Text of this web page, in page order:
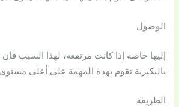
الوصول
إليها خاصة إذا كانت مرتفعة، لهذا السبب
بالبكيرية تقوم بهذه المهمة على أعلى
الطريقة